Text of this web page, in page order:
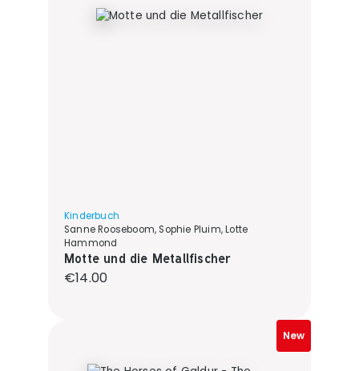
Kinderbuch
Sanne Rooseboom, Sophie Pluim, Lotte
Hammond
Motte und die Metallfischer
Regular price:
€14.00
New